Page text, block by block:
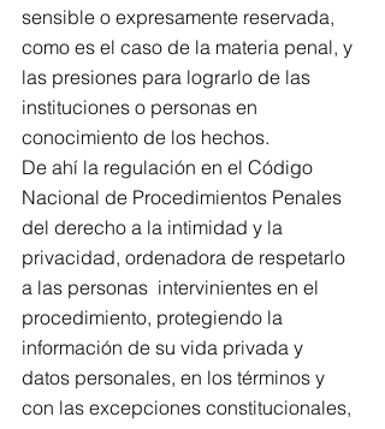
sensible o expresamente reservada,
como es el caso de la materia penal, y
las presiones para lograrlo de las
instituciones o personas en
conocimiento de los hechos.
De ahí la regulación en el Código
Nacional de Procedimientos Penales
del derecho a la intimidad y la
privacidad, ordenadora de respetarlo
a las personas  intervinientes en el
procedimiento, protegiendo la
información de su vida privada y
datos personales, en los términos y
con las excepciones constitucionales,